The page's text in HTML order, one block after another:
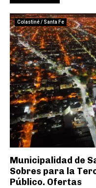
Colastiné / Santa Fe
Municipalidad de
Sobres para la
Público. Ofertas